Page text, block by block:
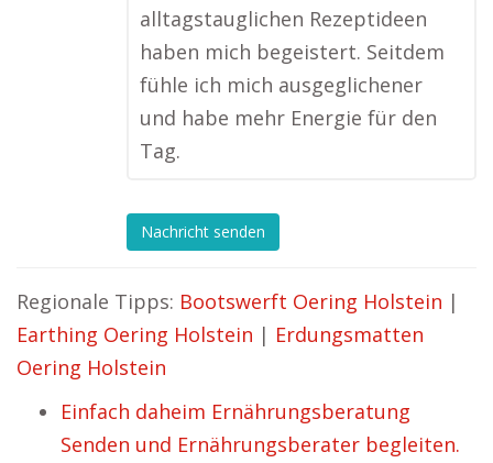
alltagstauglichen Rezeptideen
haben mich begeistert. Seitdem
fühle ich mich ausgeglichener
und habe mehr Energie für den
Tag.
Nachricht senden
Regionale Tipps: Bootswerft Oering Holstein |
Earthing Oering Holstein | Erdungsmatten
Oering Holstein
Einfach daheim Ernährungsberatung
Senden und Ernährungsberater begleiten.